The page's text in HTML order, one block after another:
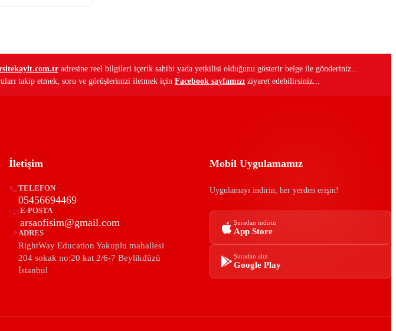
adresine reel bilgileri içerik sahibi yada yetkilisi olduğunu gösterir belge ile gönderiniz...
takip etmek, soru ve görüşlerinizi iletmek için Facebook sayfamızı ziyaret edebilirsiniz...
İletişim
📞TELEFON
05456694469
✉️E-POSTA
arsaofisim@gmail.com
📍ADRES
RightWay Education Yakuplu mahallesi
204 sokak no:20 kat 2/6-7 Beylikdüzü
İstanbul
Mobil Uygulamamız
Uygulamayı indirin, her yerden erişin!
Şuradan indirin
App Store
Şuradan alın
Google Play